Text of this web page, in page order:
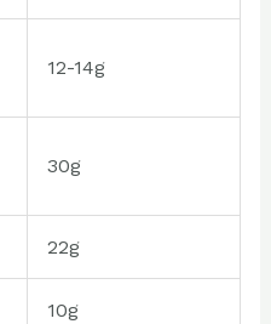
12-14g
30g
22g
10g